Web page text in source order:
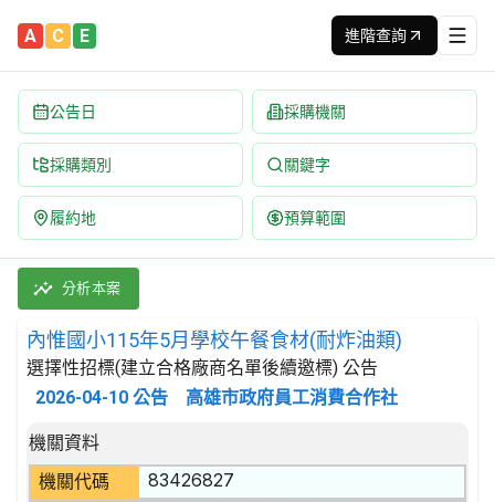
A C E 進階查詢
公告日 採購機關
採購類別 關鍵字
履約地 預算範圍
內惟國小115年5月學校午餐食材(耐炸油類) 招標公告 | 案號
採購類別：財物類 肉類,魚,果實,蔬菜,及油脂 | 招標方式：
分析本案
內惟國小115年5月學校午餐食材(耐炸油類)
選擇性招標(建立合格廠商名單後續邀標) 公告
2026-04-10 公告 高雄市政府員工消費合作社
招標公告詳細內容
機關資料
機關代碼
83426827